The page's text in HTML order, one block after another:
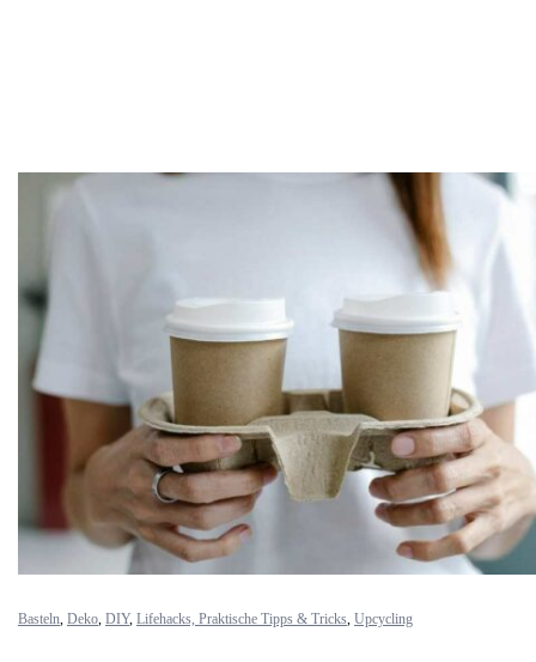
Basteln, Deko, DIY, Lifehacks, Praktische Tipps & Tricks, Upcycling